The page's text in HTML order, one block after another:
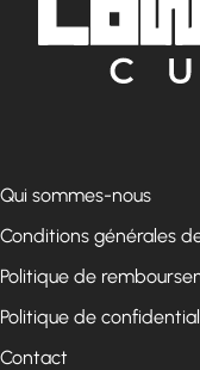
Qui sommes-nous
Conditions générales
Politique de
Politique de
Contact